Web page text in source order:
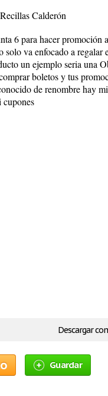
Calderón
6 para hacer promoción
solo va enfocado a
un ejemplo seria una
boletos y tus
de renombre hay
cupones
Descargar
Guardar